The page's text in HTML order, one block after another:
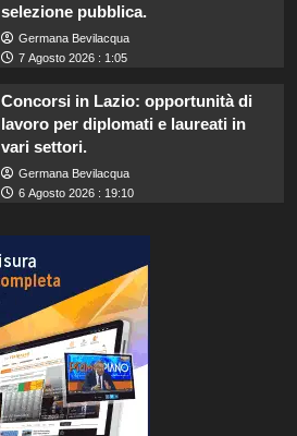
selezione pubblica.
Germana Bevilacqua
7 Agosto 2026 : 1:05
Concorsi in Lazio: opportunità di
lavoro per diplomati e laureati in
vari settori.
Germana Bevilacqua
6 Agosto 2026 : 19:10